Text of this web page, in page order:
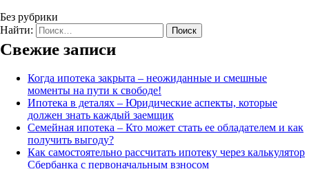
Без рубрики
Найти:
Свежие записи
Когда ипотека закрыта – неожиданные и смешные
моменты на пути к свободе!
Ипотека в деталях – Юридические аспекты, которые
должен знать каждый заемщик
Семейная ипотека – Кто может стать ее обладателем и как
получить выгоду?
Как самостоятельно рассчитать ипотеку через калькулятор
Сбербанка с первоначальным взносом